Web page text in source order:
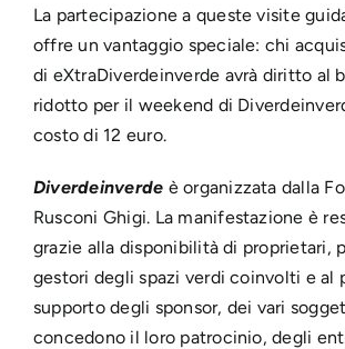
La partecipazione a queste visite
offre un vantaggio speciale: chi
di eXtraDiverdeinverde avrà diritto al
ridotto per il weekend di
costo di 12 euro.
Diverdeinverde è organizzata dalla
Rusconi Ghigi. La manifestazione è
grazie alla disponibilità di proprietari,
gestori degli spazi verdi coinvolti e al
supporto degli sponsor, dei vari
concedono il loro patrocinio, degli